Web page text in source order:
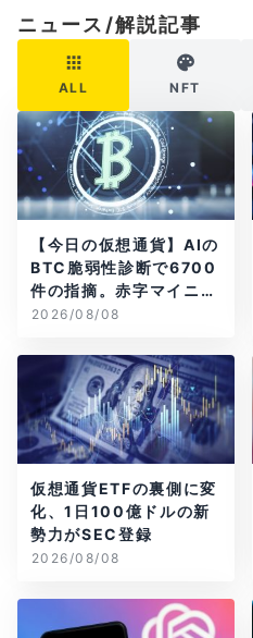
ニュース/解説記事
ALL NFT
【今日の仮想通貨】AIの
BTC脆弱性診断で6700
件の指摘。赤字マイニン
グ企業はAIに賭ける
2026/08/08
仮想通貨ETFの裏側に変
化、1日100億ドルの新
勢力がSEC登録
2026/08/08